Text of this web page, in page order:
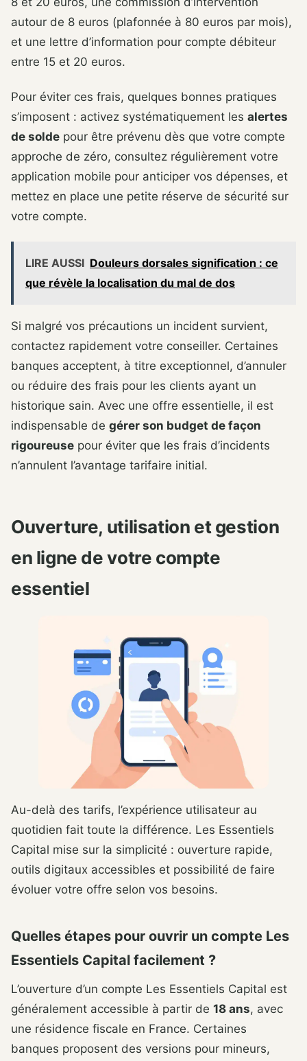
autour de 8 euros (plafonnée à 80 euros par mois),
et une lettre d’information pour compte débiteur
entre 15 et 20 euros.
Pour éviter ces frais, quelques bonnes pratiques
s’imposent : activez systématiquement les alertes
de solde pour être prévenu dès que votre compte
approche de zéro, consultez régulièrement votre
application mobile pour anticiper vos dépenses, et
mettez en place une petite réserve de sécurité sur
votre compte.
LIRE AUSSI Douleurs dorsales signification : ce
que révèle la localisation du mal de dos
Si malgré vos précautions un incident survient,
contactez rapidement votre conseiller. Certaines
banques acceptent, à titre exceptionnel, d’annuler
ou réduire des frais pour les clients ayant un
historique sain. Avec une offre essentielle, il est
indispensable de gérer son budget de façon
rigoureuse pour éviter que les frais d’incidents
n’annulent l’avantage tarifaire initial.
Ouverture, utilisation et gestion
en ligne de votre compte
essentiel
Au-delà des tarifs, l’expérience utilisateur au
quotidien fait toute la différence. Les Essentiels
Capital mise sur la simplicité : ouverture rapide,
outils digitaux accessibles et possibilité de faire
évoluer votre offre selon vos besoins.
Quelles étapes pour ouvrir un compte Les
Essentiels Capital facilement ?
L’ouverture d’un compte Les Essentiels Capital est
généralement accessible à partir de 18 ans, avec
une résidence fiscale en France. Certaines
banques proposent des versions pour mineurs,